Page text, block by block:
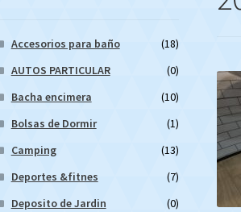
Accesorios para baño
(18)
AUTOS PARTICULAR
(0)
Bacha encimera
(10)
Bolsas de Dormir
(1)
Camping
(13)
Deportes &fitnes
(7)
Deposito de Jardin
(0)